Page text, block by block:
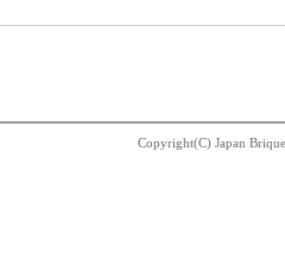
Copyright(C) Japan